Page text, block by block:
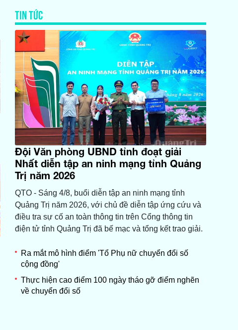
TIN TỨC
Đội Văn phòng UBND tỉnh đoạt giải
Nhất diễn tập an ninh mạng tỉnh Quảng
Trị năm 2026
QTO - Sáng 4/8, buổi diễn tập an ninh mạng tỉnh
Quảng Trị năm 2026, với chủ đề diễn tập ứng cứu và
điều tra sự cố an toàn thông tin trên Cổng thông tin
điện tử tỉnh Quảng Trị đã bế mạc và tổng kết trao giải.
Ra mắt mô hình điểm 'Tổ Phụ nữ chuyển đổi số
cộng đồng'
Thực hiện cao điểm 100 ngày tháo gỡ điểm nghẽn
về chuyển đổi số